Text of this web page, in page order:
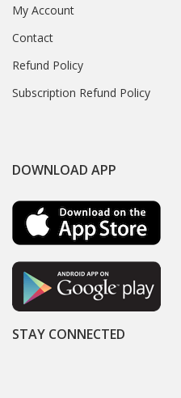
My Account
Contact
Refund Policy
Subscription Refund Policy
DOWNLOAD APP
STAY CONNECTED